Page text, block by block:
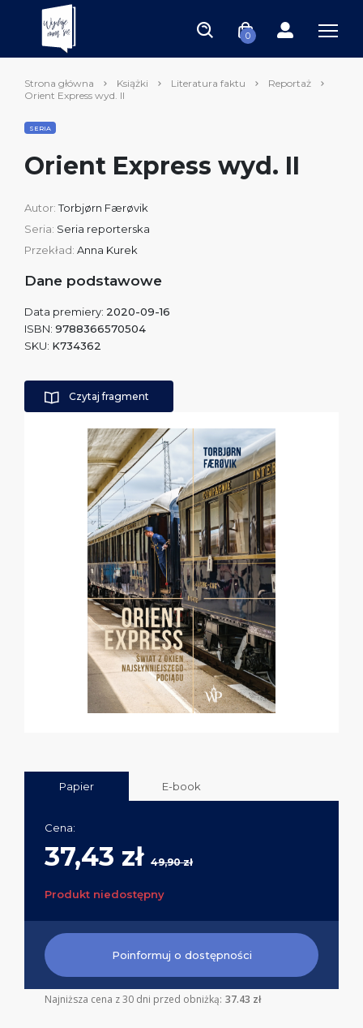
0
Strona główna Książki Literatura faktu
Reportaż
Orient Express wyd. II
SERIA
Orient Express wyd. II
Autor:Torbjørn Færøvik
Seria: Seria reporterska
Przekład: Anna Kurek
Dane podstawowe
Data premiery: 2020-09-16
ISBN: 9788366570504
SKU: K734362
Czytaj fragment
Papier E-book
Cena:
37,43 zł 49,90 zł
Produkt niedostępny
Poinformuj o dostępności
Najniższa cena z 30 dni przed obniżką: 37.43 zł